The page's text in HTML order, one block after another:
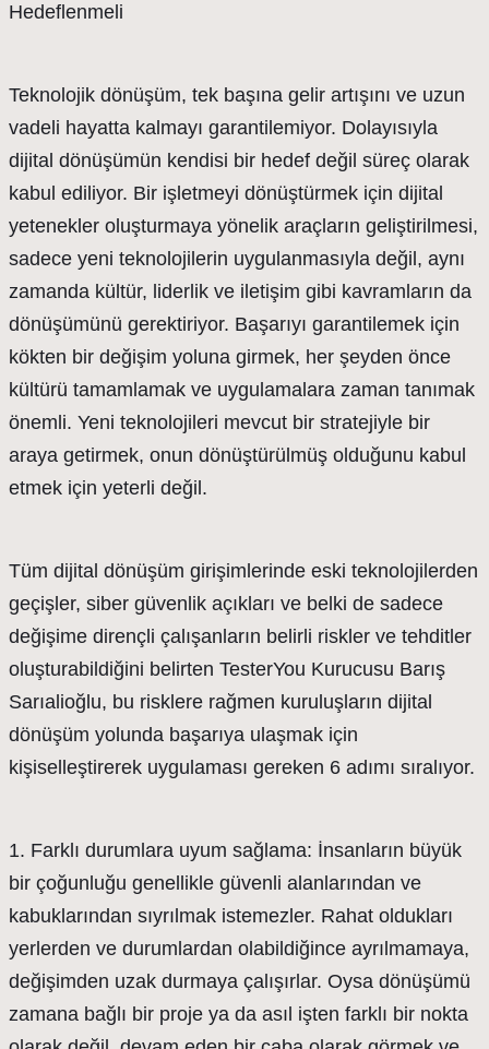
Hedeflenmeli
Teknolojik dönüşüm, tek başına gelir artışını ve uzun
vadeli hayatta kalmayı garantilemiyor. Dolayısıyla
dijital dönüşümün kendisi bir hedef değil süreç olarak
kabul ediliyor. Bir işletmeyi dönüştürmek için dijital
yetenekler oluşturmaya yönelik araçların geliştirilmesi,
sadece yeni teknolojilerin uygulanmasıyla değil, aynı
zamanda kültür, liderlik ve iletişim gibi kavramların da
dönüşümünü gerektiriyor. Başarıyı garantilemek için
kökten bir değişim yoluna girmek, her şeyden önce
kültürü tamamlamak ve uygulamalara zaman tanımak
önemli. Yeni teknolojileri mevcut bir stratejiyle bir
araya getirmek, onun dönüştürülmüş olduğunu kabul
etmek için yeterli değil.
Tüm dijital dönüşüm girişimlerinde eski teknolojilerden
geçişler, siber güvenlik açıkları ve belki de sadece
değişime dirençli çalışanların belirli riskler ve tehditler
oluşturabildiğini belirten TesterYou Kurucusu Barış
Sarıalioğlu, bu risklere rağmen kuruluşların dijital
dönüşüm yolunda başarıya ulaşmak için
kişiselleştirerek uygulaması gereken 6 adımı sıralıyor.
1. Farklı durumlara uyum sağlama: İnsanların büyük
bir çoğunluğu genellikle güvenli alanlarından ve
kabuklarından sıyrılmak istemezler. Rahat oldukları
yerlerden ve durumlardan olabildiğince ayrılmamaya,
değişimden uzak durmaya çalışırlar. Oysa dönüşümü
zamana bağlı bir proje ya da asıl işten farklı bir nokta